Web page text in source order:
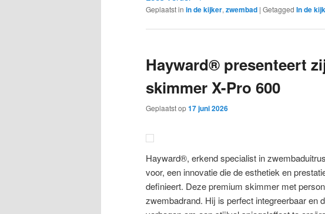
Geplaatst in in de kijker, zwembad | Getagged In de
Hayward® presenteert
skimmer X-Pro 600
Geplaatst op17 juni 2026
Hayward®, erkend specialist in
voor, een innovatie die de esthetiek en
definieert. Deze premium skimmer met
zwembadrand. Hij is perfect integreerbaar en